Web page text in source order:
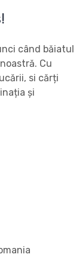
când băiatul
Cu
si cărți
și